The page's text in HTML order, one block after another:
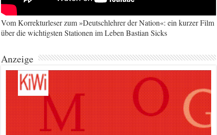
Vom Korrekturleser zum »Deutschlehrer der Nation«: ein kurzer Film
über die wichtigsten Stationen im Leben Bastian Sicks
Anzeige